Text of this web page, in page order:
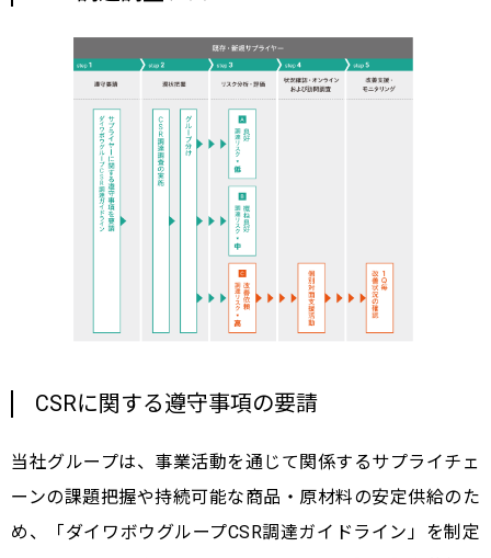
CSRに関する遵守事項の要請
当社グループは、事業活動を通じて関係するサプライチェ
ーンの課題把握や持続可能な商品・原材料の安定供給のた
め、「ダイワボウグループCSR調達ガイドライン」を制定